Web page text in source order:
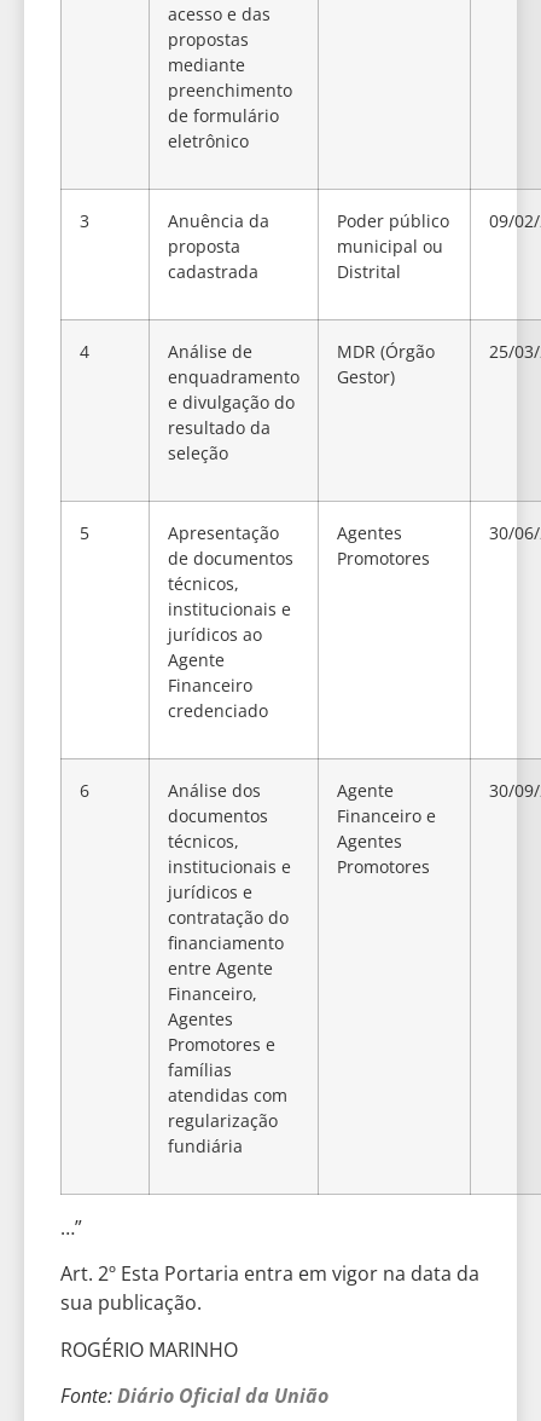
acesso e das
propostas
mediante
preenchimento
de formulário
eletrônico
3
Anuência da
proposta
cadastrada
Poder público
municipal ou
Distrital
09/
4
Análise de
enquadramento
e divulgação do
resultado da
seleção
MDR (Órgão
Gestor)
25/
5
Apresentação
de documentos
técnicos,
institucionais e
jurídicos ao
Agente
Financeiro
credenciado
Agentes
Promotores
30/
6
Análise dos
documentos
técnicos,
institucionais e
jurídicos e
contratação do
financiamento
entre Agente
Financeiro,
Agentes
Promotores e
famílias
atendidas com
regularização
fundiária
Agente
Financeiro e
Agentes
Promotores
30/
…”
Art. 2º Esta Portaria entra em vigor na data da
sua publicação.
ROGÉRIO MARINHO
Fonte:Diário Oficial da União